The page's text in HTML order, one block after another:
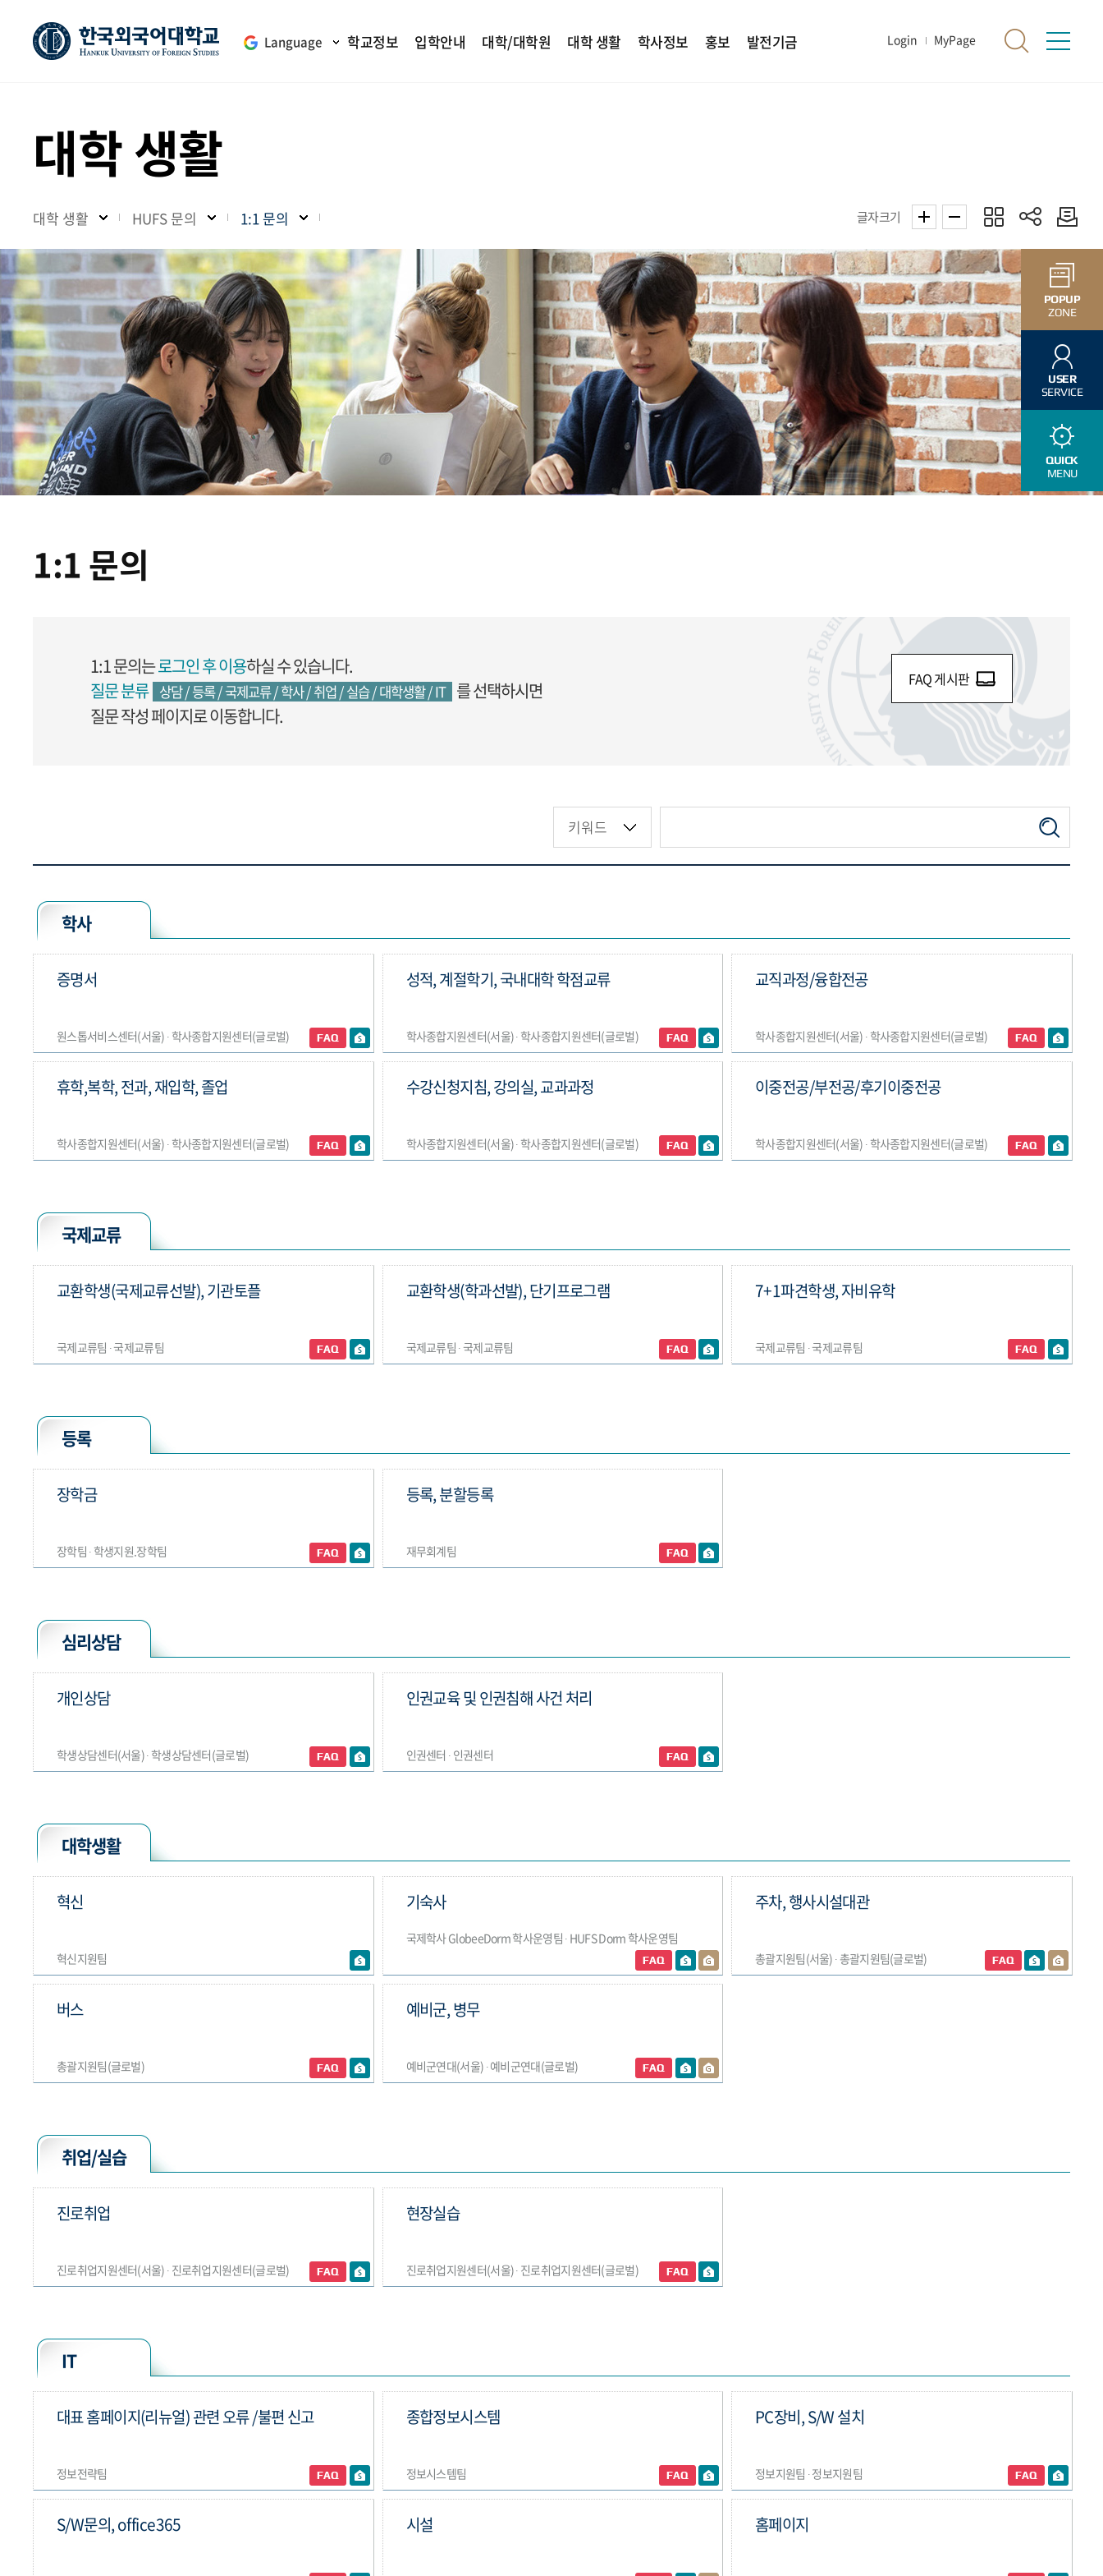
Language 학교정보 입학안내 대학/대학원 대학 생활 학사정보 홍보 발전기금 Login MyPage
POPUP
ZONE
USER
SERVICE
QUICK
MENU
대학 생활
대학 생활 HUFS 문의 1:1 문의 글자크기
1:1 문의
1:1 문의는로그인 후 이용하실 수 있습니다.
질문 분류 상담 / 등록 / 국제교류 / 학사 / 취업 / 실습 / 대학생활 / IT 를 선택하시면
질문 작성 페이지로 이동합니다.
FAQ 게시판
학사
원스톱서비스센터(서울) ∙ 학사종합지원센터(글로벌)
증명서
학사종합지원센터(서울) ∙ 학사종합지원센터(글로벌)
성적, 계절학기, 국내대학 학점교류
학사종합지원센터(서울) ∙ 학사종합지원센터(글로벌)
교직과정/융합전공
학사종합지원센터(서울) ∙ 학사종합지원센터(글로벌)
휴학,복학, 전과, 재입학, 졸업
학사종합지원센터(서울) ∙ 학사종합지원센터(글로벌)
수강신청지침, 강의실, 교과과정
학사종합지원센터(서울) ∙ 학사종합지원센터(글로벌)
이중전공/부전공/후기이중전공
국제교류
국제교류팀 ∙ 국제교류팀
교환학생(국제교류선발), 기관토플
국제교류팀 ∙ 국제교류팀
교환학생(학과선발), 단기프로그램
국제교류팀 ∙ 국제교류팀
7+1파견학생, 자비유학
등록
장학팀 ∙ 학생지원.장학팀
장학금
재무회계팀
등록, 분할등록
심리상담
학생상담센터(서울) ∙ 학생상담센터(글로벌)
개인상담
인권센터 ∙ 인권센터
인권교육 및 인권침해 사건 처리
대학생활
혁신지원팀
혁신
국제학사 GlobeeDorm 학사운영팀 ∙ HUFS Dorm 학사운영팀
기숙사
총괄지원팀(서울) ∙ 총괄지원팀(글로벌)
주차, 행사시설대관
총괄지원팀(글로벌)
버스
예비군연대(서울) ∙ 예비군연대(글로벌)
예비군, 병무
취업/실습
진로취업지원센터(서울) ∙ 진로취업지원센터(글로벌)
진로취업
진로취업지원센터(서울) ∙ 진로취업지원센터(글로벌)
현장실습
IT
정보전략팀
대표 홈페이지(리뉴얼) 관련 오류 /불편 신고
정보시스템팀
종합정보시스템
정보지원팀 ∙ 정보지원팀
PC장비, S/W 설치
S/W문의, office365 시설 홈페이지